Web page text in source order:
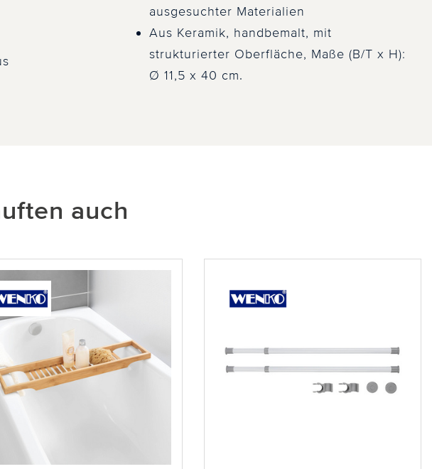
ausgesuchter Materialien
Aus Keramik, handbemalt, mit
strukturierter Oberfläche, Maße (B/T x H):
Ø 11,5 x 40 cm.
auch